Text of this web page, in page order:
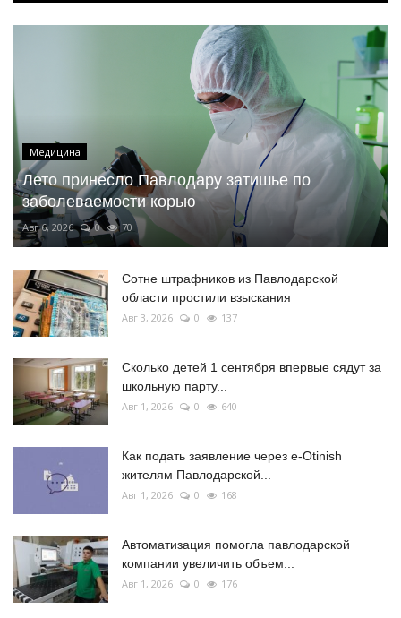
Медицина
Лето принесло Павлодару затишье по
заболеваемости корью
Авг 6, 2026 0 70
Сотне штрафников из Павлодарской
области простили взыскания
Авг 3, 2026 0 137
Сколько детей 1 сентября впервые сядут за
школьную парту...
Авг 1, 2026 0 640
Как подать заявление через e-Otinish
жителям Павлодарской...
Авг 1, 2026 0 168
Автоматизация помогла павлодарской
компании увеличить объем...
Авг 1, 2026 0 176